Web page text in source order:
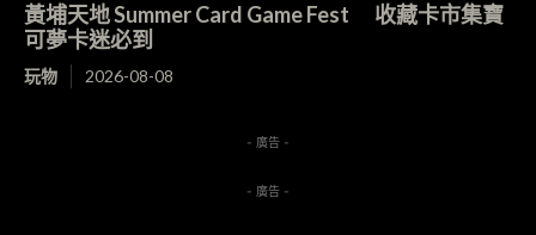
黃埔天地 Summer Card Game Fest 收藏卡市集寶
可夢卡迷必到
玩物 2026-08-08
- 廣告 -
- 廣告 -